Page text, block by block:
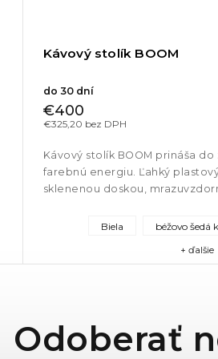
Kávový stolík BOOM
do 30 dní
€325,20 bez DPH
€400
Kávový stolík BOOM prináša
farebnú energiu. Ľahký
sklenenou doskou,
Biela
béžovo šedá
+ ďalšie
Odoberať